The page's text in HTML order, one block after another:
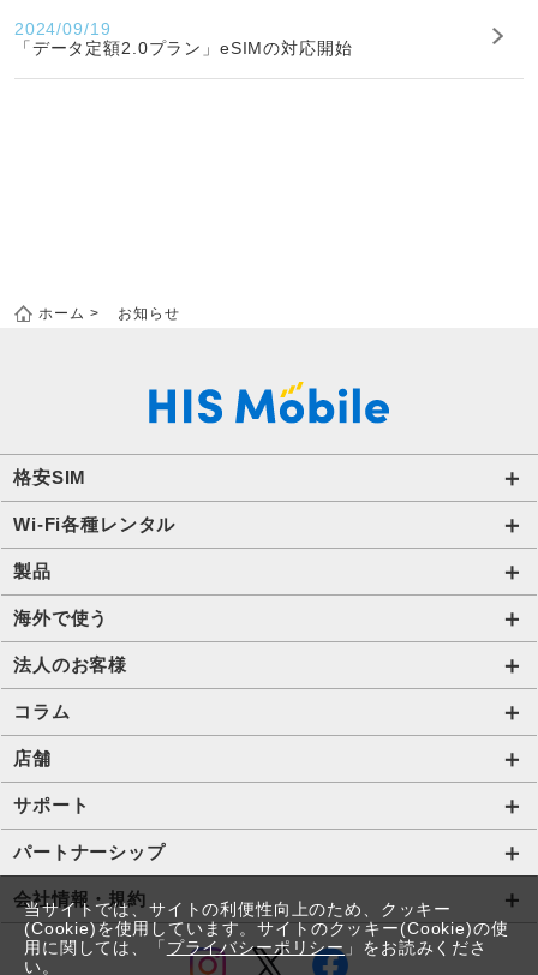
2024/09/19
「データ定額2.0プラン」eSIMの対応開始
ホーム お知らせ
格安SIM
国内通信SIM一覧
自由自在2.0プラン
ビタッ！プラン
データ定額2.0プラン
販売終了したプラン
Wi-Fi各種レンタル
法人のお客様トップページ
海外短期レンタル HIS Wi-Fi
国内外長期レンタル HIS Wi-Fi PLUS+
タブレットレンタル
携帯レンタル
製品
オンラインショップ
HIS Mobileケア
海外で使う
海外通信一覧
海外短期レンタル HIS Wi-Fi
国内外長期レンタル HIS Wi-Fi PLUS+
Trip SIM(海外利用 プリペイド eSIM)
プリペイドSIM
法人のお客様
サービス一覧【法人】
格安SIM【法人】
ご利用開始の流れ【法人】
ご利用開始の流れ【個人事業主・その他団体】
法人向け取扱端末
Wi-Fiレンタル HIS Wi-Fi PLUS+ for Biz
IoTソリューション
コラム
コラムTOP
格安SIMに関する記事
お役立ち情報
法人コラム
店舗
HISモバイル取扱店舗
サポート
サポートトップページ
SIMロック解除手続き
プロファイル・APN設定の方法
パートナーシップ
店舗型代理店募集
アライアンス関係
会社情報・規約
会社情報
当サイトでは、サイトの利便性向上のため、クッキー
(Cookie)を使用しています。サイトのクッキー(Cookie)の使
用に関しては、「 プライバシーポリシー 」をお読みくださ
い。